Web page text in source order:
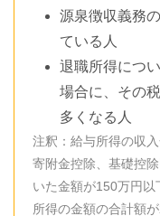
源泉徴収義務
ている人
退職所得につ
場合に、その
多くなる人
注釈：給与所得の収
寄附金控除、基礎控
いた金額が150万円
所得の金額の合計額